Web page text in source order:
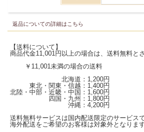
返品についての詳細はこちら
【送料について】
商品代金11,001円以上の場合は、送料無料と
￥11,001未満の場合の送料
北海道：1,200円
東北・関東・信越：1,400円
北陸・中部・近畿・中国：1,600円
四国・九州：1,800円
沖縄：4,200円
送料無料サービスは国内配送限定のサービスで
海外配送をご希望のお客様は対象外となりま